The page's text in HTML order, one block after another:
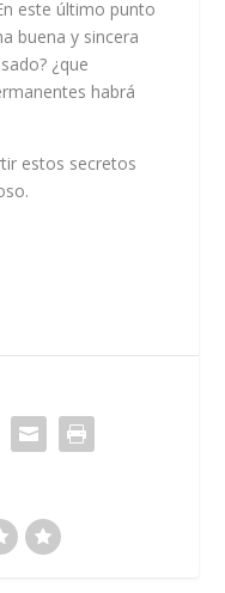
este último punto
buena y sincera
¿que
habrá
estos secretos